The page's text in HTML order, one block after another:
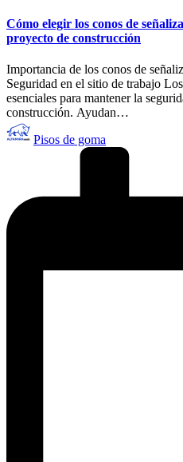
Cómo elegir los conos de
proyecto de construcción
Importancia de los conos de
Seguridad en el sitio de trabajo
esenciales para mantener la
construcción. Ayudan…
Publicado
por
Pisos de goma